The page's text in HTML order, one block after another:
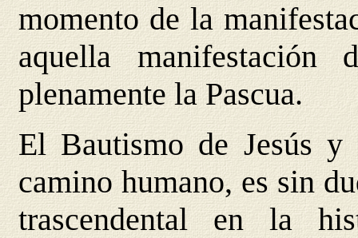
momento de la
aquella
plenamente la Pascua.
El Bautismo de Jesús
camino humano, es sin
trascendental en la